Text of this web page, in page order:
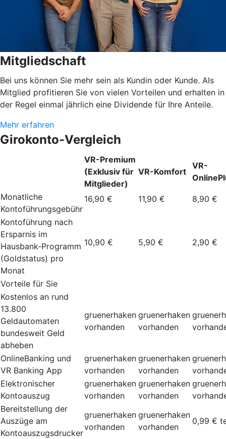
Mitgliedschaft
Bei uns können Sie mehr sein als Kundin oder Kunde. Als
Mitglied profitieren Sie von vielen Vorteilen und erhalten in
der Regel einmal jährlich eine Dividende für Ihre Anteile.
Mehr erfahren
Girokonto-Vergleich
VR-Premium
(Exklusiv für
Mitglieder)
VR-Komfort
VR-
Monatliche
Kontoführungsgebühr
16,90 € 11,90 € 8,90 €
Kontoführung nach
Ersparnis im
Hausbank-Programm
(Goldstatus) pro
Monat
10,90 € 5,90 € 2,90 €
Vorteile für Sie
Kostenlos an rund
13.800
Geldautomaten
bundesweit Geld
abheben
gruenerhaken
vorhanden
gruenerhaken
vorhanden
OnlineBanking und
VR Banking App
gruenerhaken
vorhanden
gruenerhaken
vorhanden
Elektronischer
Kontoauszug
gruenerhaken
vorhanden
gruenerhaken
vorhanden
Bereitstellung der
Auszüge am
Kontoauszugsdrucker
gruenerhaken
vorhanden
gruenerhaken
vorhanden
0,99 €